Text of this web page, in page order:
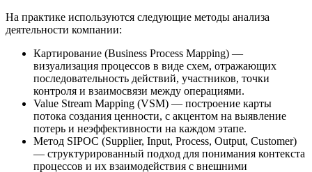
На практике используются следующие методы анализа
деятельности компании:
Картирование (Business Process Mapping) —
визуализация процессов в виде схем, отражающих
последовательность действий, участников, точки
контроля и взаимосвязи между операциями.
Value Stream Mapping (VSM) — построение карты
потока создания ценности, с акцентом на выявление
потерь и неэффективности на каждом этапе.
Метод SIPOC (Supplier, Input, Process, Output, Customer)
— структурированный подход для понимания контекста
процессов и их взаимодействия с внешними